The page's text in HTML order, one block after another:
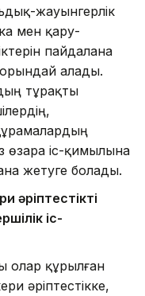
жауынгерлік
мен қару-
пайдалана
алады.
тұрақты
өзара іс-қимылына
жетуге болады.
әріптестікті
іс-
олар құрылған
әріптестікке,